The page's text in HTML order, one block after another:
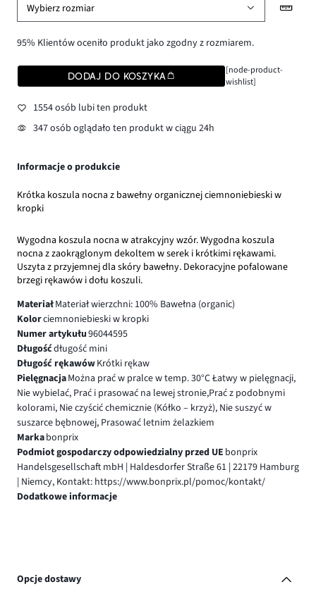
Wybierz rozmiar
95% Klientów oceniło produkt jako zgodny z rozmiarem.
DODAJ DO KOSZYKA
[node-product-
wishlist]
1554 osób lubi ten produkt
347 osób oglądało ten produkt w ciągu 24h
Informacje o produkcie
Krótka koszula nocna z bawełny organicznej ciemnoniebieski w
kropki
Wygodna koszula nocna w atrakcyjny wzór. Wygodna koszula
nocna z zaokrąglonym dekoltem w serek i krótkimi rękawami.
Uszyta z przyjemnej dla skóry bawełny. Dekoracyjne pofalowane
brzegi rękawów i dołu koszuli.
MateriałMateriał wierzchni: 100% Bawełna (organic)
Kolorciemnoniebieski w kropki
Numer artykułu96044595
Długośćdługość mini
Długość rękawówKrótki rękaw
PielęgnacjaMożna prać w pralce w temp. 30°C Łatwy w pielęgnacji,
Nie wybielać, Prać i prasować na lewej stronie,Prać z podobnymi
kolorami, Nie czyścić chemicznie (Kółko – krzyż), Nie suszyć w
suszarce bębnowej, Prasować letnim żelazkiem
Markabonprix
Podmiot gospodarczy odpowiedzialny przed UE bonprix
Handelsgesellschaft mbH | Haldesdorfer Straße 61 | 22179 Hamburg
| Niemcy, Kontakt: https://www.bonprix.pl/pomoc/kontakt/
Dodatkowe informacje
Opcje dostawy